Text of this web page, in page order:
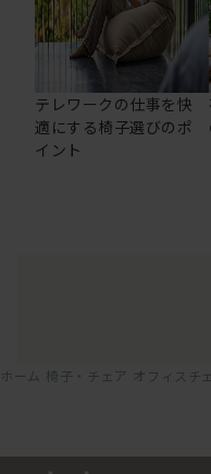
テレワークの仕事を快
適にする椅子選びのポ
イント
ホーム 椅子・チェア オフィスチ